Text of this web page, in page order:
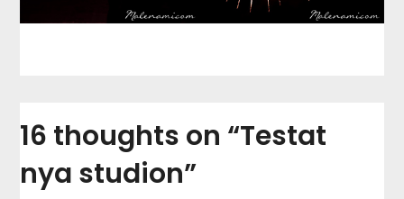
16 thoughts on “Testat
nya studion”